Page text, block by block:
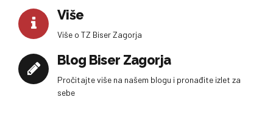
Više
Više o TZ Biser Zagorja
Blog Biser Zagorja
Pročitajte više na našem blogu i pronađite izlet za
sebe